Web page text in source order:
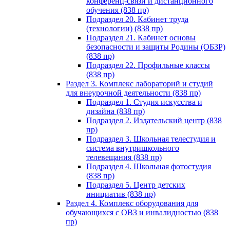
обучения (838 пр)
Подраздел 20. Кабинет труда
(технологии) (838 пр)
Подраздел 21. Кабинет основы
безопасности и защиты Родины (ОБЗР)
(838 пр)
Подраздел 22. Профильные классы
(838 пр)
Раздел 3. Комплекс лабораторий и студий
для внеурочной деятельности (838 пр)
Подраздел 1. Студия искусства и
дизайна (838 пр)
Подраздел 2. Издательский центр (838
пр)
Подраздел 3. Школьная телестудия и
система внутришкольного
телевещания (838 пр)
Подраздел 4. Школьная фотостудия
(838 пр)
Подраздел 5. Центр детских
инициатив (838 пр)
Раздел 4. Комплекс оборудования для
обучающихся с ОВЗ и инвалидностью (838
пр)